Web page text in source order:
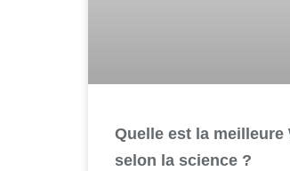
Quelle est la meilleure
selon la science ?